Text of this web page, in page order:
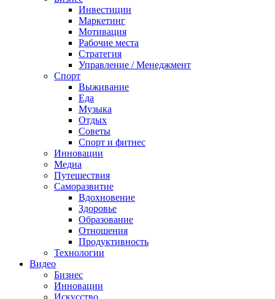
Инвестиции
Маркетинг
Мотивация
Рабочие места
Стратегия
Управление / Менеджмент
Спорт
Выживание
Еда
Музыка
Отдых
Советы
Спорт и фитнес
Инновации
Медиа
Путешествия
Саморазвитие
Вдохновение
Здоровье
Образование
Отношения
Продуктивность
Технологии
Видеo
Бизнес
Инновации
Искусство